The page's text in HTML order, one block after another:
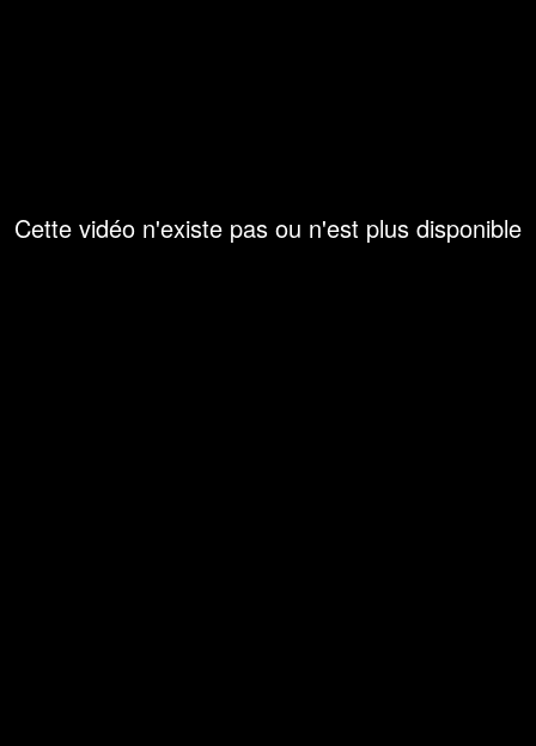
Cette vidéo n'existe pas ou n'est plus disponible